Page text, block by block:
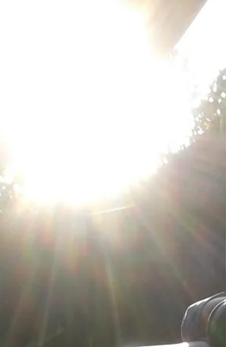
1 com a Terapeuta Floral Heloisa Gomes....